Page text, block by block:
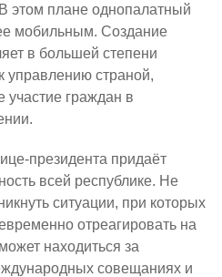
этом плане однопалатный
мобильным. Создание
в большей степени
управлению страной,
граждан в
президента придаёт
всей республике. Не
ситуации, при которых
отреагировать на
находиться за
совещаниях и